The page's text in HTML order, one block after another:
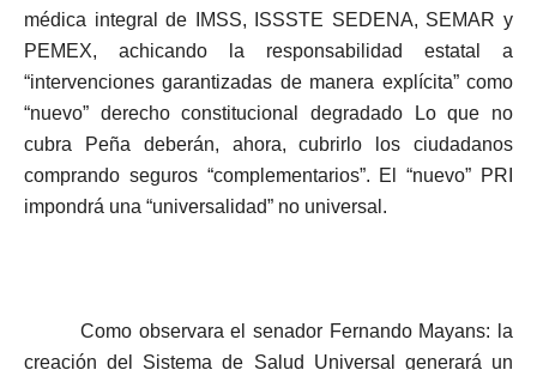
médica integral de IMSS, ISSSTE SEDENA, SEMAR y
PEMEX, achicando la responsabilidad estatal a
“intervenciones garantizadas de manera explícita” como
“nuevo” derecho constitucional degradado Lo que no
cubra Peña deberán, ahora, cubrirlo los ciudadanos
comprando seguros “complementarios”. El “nuevo” PRI
impondrá una “universalidad” no universal.
Como observara el senador Fernando Mayans: la
creación del Sistema de Salud Universal generará un